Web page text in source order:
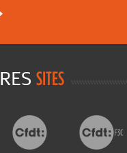
SITES